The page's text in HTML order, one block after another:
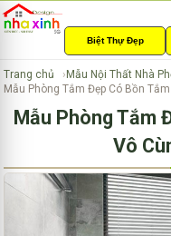
Biệt Thự Đẹp
Trang chủ
Mẫu Nội Thất Nhà
Mẫu Phòng Tắm Đẹp Có Bồn
Mẫu Phòng Tắm
Vô